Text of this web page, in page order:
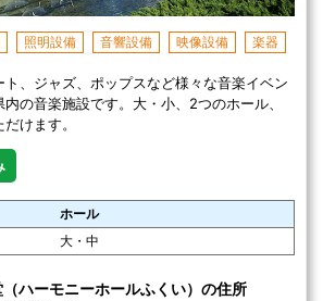
照明設備 音響設備 映像設備 楽器
、ジャズ、ポップスなど様々な音楽イベン
の音楽施設です。大・小、2つのホール、
けます。
ホール
大・中
ハーモニーホールふくい）の住所